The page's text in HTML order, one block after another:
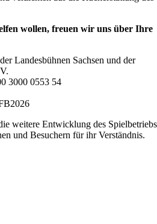
wollen, freuen wir uns über Ihre
Landesbühnen Sachsen und der
3000 0553 54
weitere Entwicklung des Spielbetriebs
und Besuchern für ihr Verständnis.